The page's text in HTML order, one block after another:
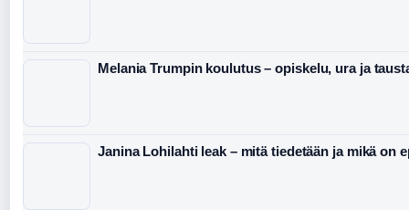
Melania Trumpin koulutus – opiskelu, ura ja
Janina Lohilahti leak – mitä tiedetään ja mikä on